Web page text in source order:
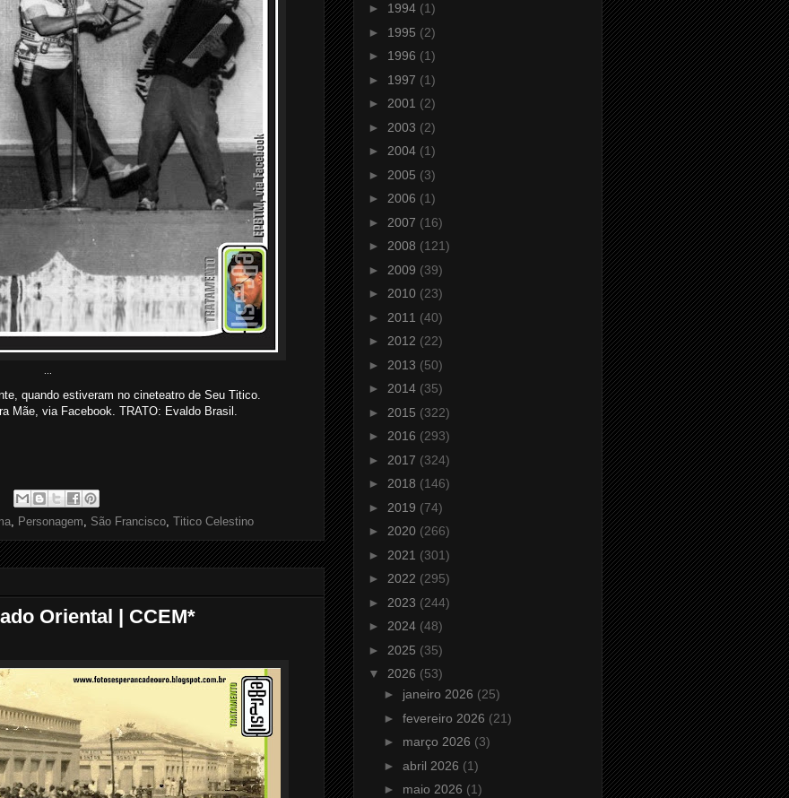
quando estiveram no cineteatro de Seu Titico.
Mãe, via Facebook. TRATO: Evaldo Brasil.
Personagem São Francisco Titico Celestino
Oriental | CCEM*
► 1994 (1)
► 1995 (2)
► 1996 (1)
► 1997 (1)
► 2001 (2)
► 2003 (2)
► 2004 (1)
► 2005 (3)
► 2006 (1)
► 2007 (16)
► 2008 (121)
► 2009 (39)
► 2010 (23)
► 2011 (40)
► 2012 (22)
► 2013 (50)
► 2014 (35)
► 2015 (322)
► 2016 (293)
► 2017 (324)
► 2018 (146)
► 2019 (74)
► 2020 (266)
► 2021 (301)
► 2022 (295)
► 2023 (244)
► 2024 (48)
► 2025 (35)
▼ 2026 (53)
► janeiro 2026 (25)
► fevereiro 2026 (21)
► março 2026 (3)
► abril 2026 (1)
► maio 2026 (1)